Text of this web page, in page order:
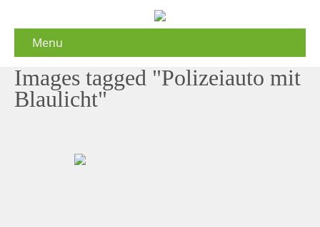
Menu
Images tagged "Polizeiauto mit
Blaulicht"